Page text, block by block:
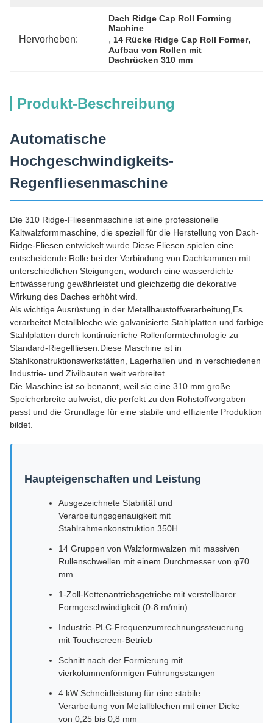
Hervorheben:
Dach Ridge Cap Roll Forming
Machine
, 14 Rücke Ridge Cap Roll Former
Aufbau von Rollen mit
Dachrücken 310 mm
Produkt-Beschreibung
Automatische
Hochgeschwindigkeits-
Regenfliesenmaschine
Die 310 Ridge-Fliesenmaschine ist eine professionelle
Kaltwalzformmaschine, die speziell für die Herstellung von Dach-
Ridge-Fliesen entwickelt wurde.Diese Fliesen spielen eine
entscheidende Rolle bei der Verbindung von Dachkammen mit
unterschiedlichen Steigungen, wodurch eine wasserdichte
Entwässerung gewährleistet und gleichzeitig die dekorative
Wirkung des Daches erhöht wird.
Als wichtige Ausrüstung in der Metallbaustoffverarbeitung,Es
verarbeitet Metallbleche wie galvanisierte Stahlplatten und farbige
Stahlplatten durch kontinuierliche Rollenformtechnologie zu
Standard-Riegelfliesen.Diese Maschine ist in
Stahlkonstruktionswerkstätten, Lagerhallen und in verschiedenen
Industrie- und Zivilbauten weit verbreitet.
Die Maschine ist so benannt, weil sie eine 310 mm große
Speicherbreite aufweist, die perfekt zu den Rohstoffvorgaben
passt und die Grundlage für eine stabile und effiziente Produktion
bildet.
Haupteigenschaften und Leistung
Ausgezeichnete Stabilität und
Verarbeitungsgenauigkeit mit
Stahlrahmenkonstruktion 350H
14 Gruppen von Walzformwalzen mit massiven
Rullenschwellen mit einem Durchmesser von φ70
mm
1-Zoll-Kettenantriebsgetriebe mit verstellbarer
Formgeschwindigkeit (0-8 m/min)
Industrie-PLC-Frequenzumrechnungssteuerung
mit Touchscreen-Betrieb
Schnitt nach der Formierung mit
vierkolumnenförmigen Führungsstangen
4 kW Schneidleistung für eine stabile
Verarbeitung von Metallblechen mit einer Dicke
von 0,25 bis 0,8 mm